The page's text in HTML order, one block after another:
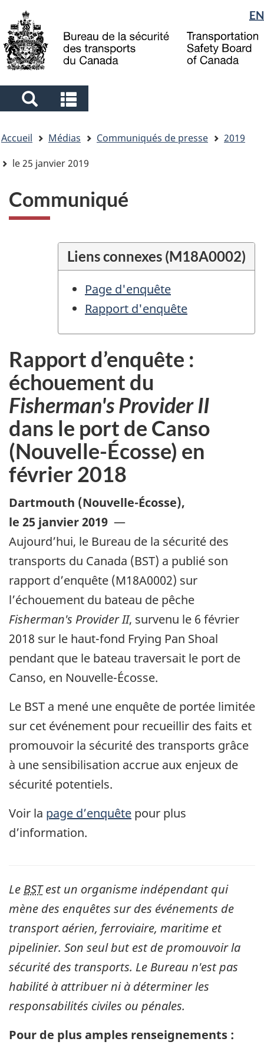
to
main
to
"About
government"
à
la
Sélection
de
la
langue
EN
Search
and
menus
and
menus
êtes
ici
Accueil Médias Communiqués de presse
2019
le 25 janvier 2019
Communiqué
Liens connexes (M18A0002)
Page d'enquête
Rapport d'enquête
Rapport d’enquête :
échouement du
Fisherman's Provider II
dans le port de Canso
(Nouvelle-Écosse) en
février 2018
Dartmouth (Nouvelle-Écosse),
le 25 janvier 2019 —
Aujourd’hui, le Bureau de la sécurité des
transports du Canada (BST) a publié son
rapport d’enquête (M18A0002) sur
l’échouement du bateau de pêche
Fisherman's Provider II, survenu le 6 février
2018 sur le haut-fond Frying Pan Shoal
pendant que le bateau traversait le port de
Canso, en Nouvelle-Écosse.
Le BST a mené une enquête de portée limitée
sur cet événement pour recueillir des faits et
promouvoir la sécurité des transports grâce
à une sensibilisation accrue aux enjeux de
sécurité potentiels.
Voir la page d’enquête pour plus
d’information.
Le BSTest un organisme indépendant qui
mène des enquêtes sur des événements de
transport aérien, ferroviaire, maritime et
pipelinier. Son seul but est de promouvoir la
sécurité des transports. Le Bureau n'est pas
habilité à attribuer ni à déterminer les
responsabilités civiles ou pénales.
Pour de plus amples renseignements :